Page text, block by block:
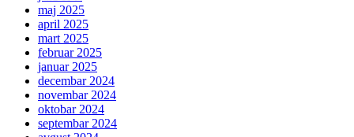
maj 2025
april 2025
mart 2025
februar 2025
januar 2025
decembar 2024
novembar 2024
oktobar 2024
septembar 2024